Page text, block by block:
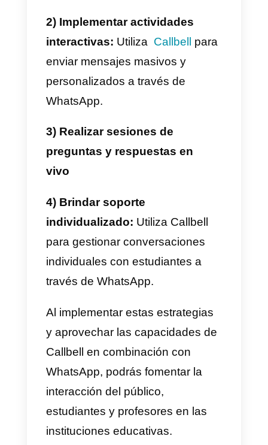
facilitando la interacción y
participación activa de las
personas y resolución de
problemas rápidamente.
Además, mejora la
comunicación
estudiante
, permitiendo
retroalimentación y apoyo fuera
del horario escolar. Por último,
WhatsApp es una herramienta
comunicación
institucional, manteniendo a la
comunidad educativa informada
sobre eventos y anuncios
importantes.
Estrategias para fomentar